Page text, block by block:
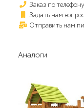
Заказ по
Задать нам
Отправить нам
Аналоги